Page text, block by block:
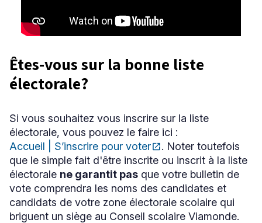
Êtes-vous sur la bonne liste
électorale?
Si vous souhaitez vous inscrire sur la liste
électorale, vous pouvez le faire ici :
Accueil | S’inscrire pour voteropen_in_new
Ce
lien
s'ouvrira
dans
une
nouvelle
fenêtre
. Noter toutefois
que le simple fait d'être inscrite ou inscrit à la liste
électorale ne garantit pas que votre bulletin de
vote comprendra les noms des candidates et
candidats de votre zone électorale scolaire qui
briguent un siège au Conseil scolaire Viamonde.